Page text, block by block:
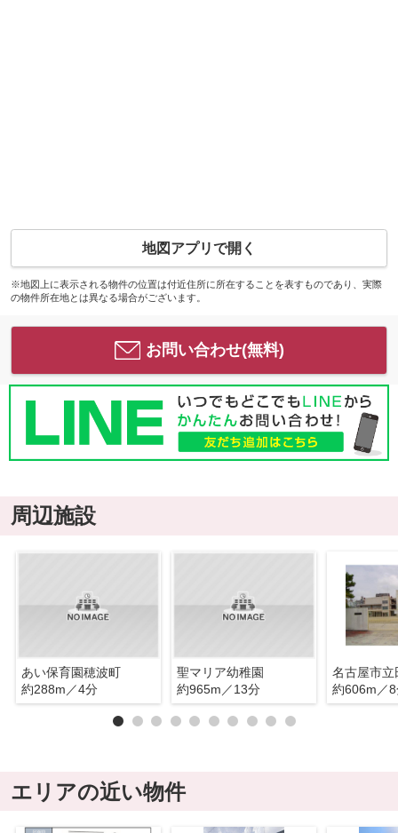
地図アプリで開く
※地図上に表示される物件の位置は付近住所に所在することを表すものであり、実際
の物件所在地とは異なる場合がございます。
お問い合わせ(無料)
周辺施設
あい保育園穂波町
約288m／4分
聖マリア幼稚園
約965m／13分
名古屋市立
約606m／
エリアの近い物件